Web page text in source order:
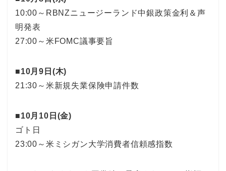
10:00～RBNZニュージーランド中銀政策金利＆声
明発表
27:00～米FOMC議事要旨
■10月9日(木)
21:30～米新規失業保険申請件数
■10月10日(金)
ゴト日
23:00～米ミシガン大学消費者信頼感指数